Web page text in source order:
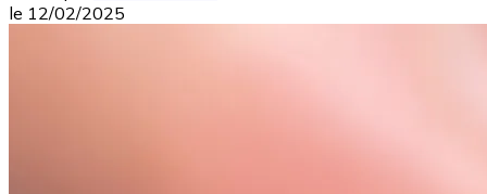
le 12/02/2025